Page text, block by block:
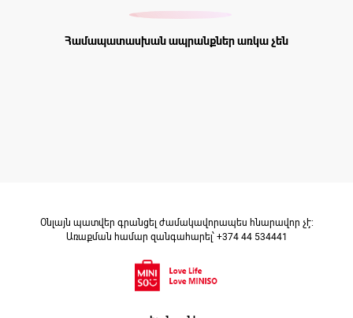
Համապատասխան ապրանքներ առկա չեն
Օնլայն պատվեր գրանցել ժամակավորապես հնարավոր չէ։
Առաքման համար զանգահարել՝ +374 44 534441